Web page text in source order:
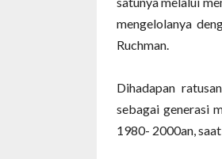
mengelolanya
Ruchman.
Dihadapan
sebagai generasi
1980- 2000an,